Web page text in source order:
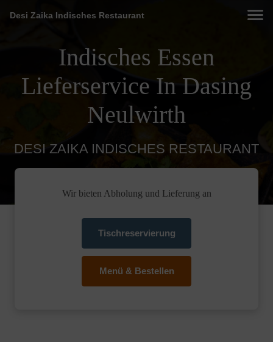
Desi Zaika Indisches Restaurant
Indisches Essen
Lieferservice In Dasing
Neulwirth
DESI ZAIKA INDISCHES RESTAURANT
Wir bieten Abholung und Lieferung an
Tischreservierung
Menü & Bestellen